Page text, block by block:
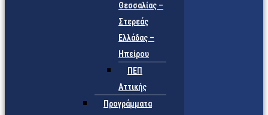
Θεσσαλίας –
Στερεάς
Ελλάδας –
Ηπείρου
ΠΕΠ
Αττικής
Προγράμματα